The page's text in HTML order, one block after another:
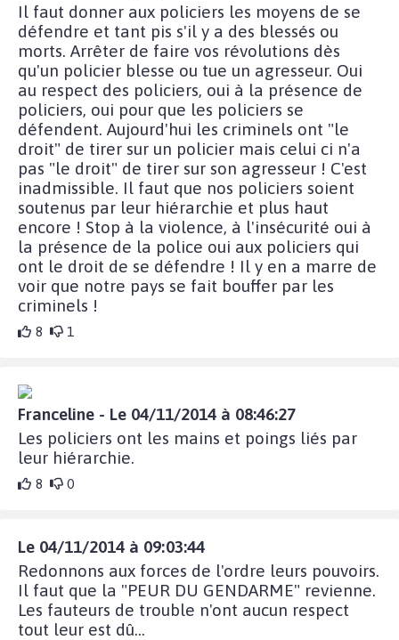
Il faut donner aux policiers les moyens de se
défendre et tant pis s'il y a des blessés ou
morts. Arrêter de faire vos révolutions dès
qu'un policier blesse ou tue un agresseur. Oui
au respect des policiers, oui à la présence de
policiers, oui pour que les policiers se
défendent. Aujourd'hui les criminels ont "le
droit" de tirer sur un policier mais celui ci n'a
pas "le droit" de tirer sur son agresseur ! C'est
inadmissible. Il faut que nos policiers soient
soutenus par leur hiérarchie et plus haut
encore ! Stop à la violence, à l'insécurité oui à
la présence de la police oui aux policiers qui
ont le droit de se défendre ! Il y en a marre de
voir que notre pays se fait bouffer par les
criminels !
8 1
Franceline - Le 04/11/2014 à 08:46:27
Les policiers ont les mains et poings liés par
leur hiérarchie.
8 0
Le 04/11/2014 à 09:03:44
Redonnons aux forces de l'ordre leurs pouvoirs.
Il faut que la "PEUR DU GENDARME" revienne.
Les fauteurs de trouble n'ont aucun respect
tout leur est dû...